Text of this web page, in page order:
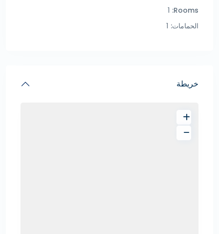
Rooms:
1
الحمامات: 1
خريطة